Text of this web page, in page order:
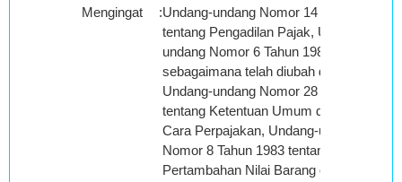
Mengingat :Undang-undang Nomor 14 Tahun 2002
tentang Pengadilan Pajak, Undang-
undang Nomor 6 Tahun 1983
sebagaimana telah diubah dengan
Undang-undang Nomor 28 Tahun 2007
tentang Ketentuan Umum dan Tata
Cara Perpajakan, Undang-undang
Nomor 8 Tahun 1983 tentang Pajak
Pertambahan Nilai Barang dan Jasa